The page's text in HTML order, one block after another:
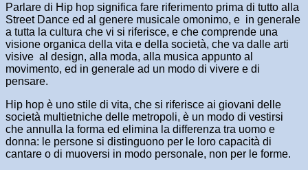
Parlare di Hip hop significa fare riferimento prima di tutto alla
Street Dance ed al genere musicale omonimo, e in generale
a tutta la cultura che vi si riferisce, e che comprende una
visione organica della vita e della società, che va dalle arti
visive al design, alla moda, alla musica appunto al
movimento, ed in generale ad un modo di vivere e di
pensare.
Hip hop è uno stile di vita, che si riferisce ai giovani delle
società multietniche delle metropoli, è un modo di vestirsi
che annulla la forma ed elimina la differenza tra uomo e
donna: le persone si distinguono per le loro capacità di
cantare o di muoversi in modo personale, non per le forme.